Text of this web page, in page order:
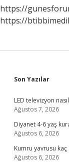
https://
https://
Son Yazılar
LED televizyon nasıl
Ağustos 7, 2026
Diyanet 4-6 yaş
Ağustos 6, 2026
Kumru yavrusu
Ağustos 6, 2026